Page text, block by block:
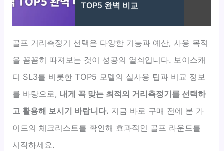
TOP5 완벽 비교
골프 거리측정기 선택은 다양한 기능과 예산, 사용 목적
을 꼼꼼히 따져보는 것이 성공의 열쇠입니다. 보이스캐
디 SL3를 비롯한 TOP5 모델의 실사용 팁과 비교 정보
를 바탕으로, 내게 꼭 맞는 최적의 거리측정기를 선택하
고 활용해 보시기 바랍니다. 지금 바로 구매 전에 본 가
이드의 체크리스트를 확인해 효과적인 골프 라운드를
시작하세요.